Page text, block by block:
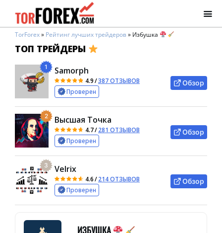
TorForex» Рейтинг лучших трейдеров» Избушка
ТОП ТРЕЙДЕРЫ
1 Samorph
4.9/387 ОТЗЫВОВ
Проверен
Обзор
2 Высшая Точка
4.7/281 ОТЗЫВОВ
Проверен
Обзор
3 Velrix
4.6/214 ОТЗЫВОВ
Проверен
Обзор
ИЗБУШКА